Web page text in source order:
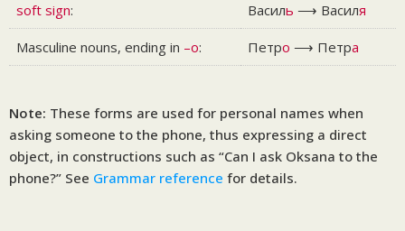
soft sign:
Василь ⟶ Василя
Masculine nouns, ending in –о: Петро ⟶ Петра
Note: These forms are used for personal names when
asking someone to the phone, thus expressing a direct
object, in constructions such as “Can I ask Oksana to the
phone?” See Grammar reference for details.